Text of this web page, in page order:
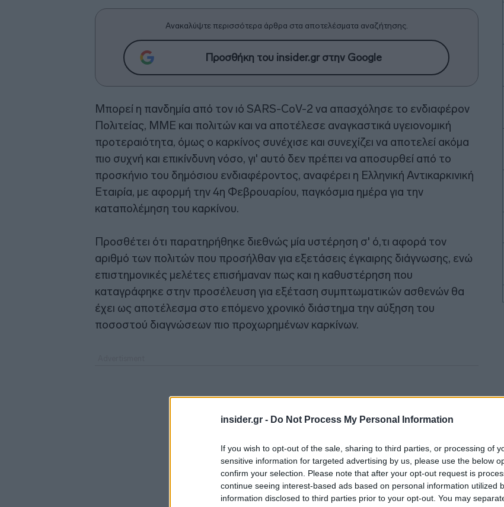
insider.gr - Do Not Process My Personal Information
If you wish to opt-out of the sale, sharing to third parties, or processing of
sensitive information for targeted advertising by us, please use the below
confirm your selection. Please note that after your opt-out request is
continue seeing interest-based ads based on personal information utilized
information disclosed to third parties prior to your opt-out. You may
Ανακαλύψτε περισσότερα άρθρα στα αποτελέσματα αναζήτησης.
Προσθήκη του insider.gr στην Google
Μπορεί η πανδημία από τον ιό SARS-CoV-2 να απασχόλησε το ενδιαφέρον
Πολιτείας, ΜΜΕ και πολιτών και να αποτέλεσε αναγκαστικά υγειονομική
προτεραιότητα, όμως ο καρκίνος συνέχισε και συνεχίζει να αποτελεί ακόμα
πιο συχνή και επικίνδυνη νόσο, γι' αυτό δεν πρέπει να αποσυρθεί από το
προσκήνιο του δημόσιου ενδιαφέροντος, αναφέρει η Ελληνική Αντικαρκινική
Εταιρία, με αφορμή την 4η Φεβρουαρίου, παγκόσμια ημέρα για την
καταπολέμηση του καρκίνου.
Προσθέτει ότι παρατηρήθηκε διεθνώς μία υστέρηση σ' ό,τι αφορά τον
αριθμό των πολιτών που προσήλθαν για εξετάσεις έγκαιρης διάγνωσης, ενώ
επιστημονικές μελέτες επισήμαναν πως και η καθυστέρηση που
καταγράφηκε στην προσέλευση για εξέταση συμπτωματικών ασθενών θα
έχει ως αποτέλεσμα στο επόμενο χρονικό διάστημα την αύξηση του
ποσοστού διαγνώσεων πιο προχωρημένων καρκίνων.